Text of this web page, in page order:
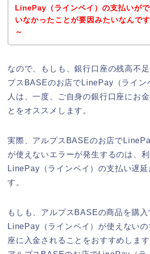
LinePay（ラインペイ）の支払いが
いなかったことが要因みたいなんで
～
なので、もしも、銀行口座の残高不
プスBASEのお店でLinePay（ライン
人は、一度、ご自身の銀行口座にお
とをオススメします。
実際、アルプスBASEのお店で
が使えないエラーが発生するのは、
LinePay（ラインペイ）の支払い遅
す。
もしも、アルプスBASEの商品を購入
LinePay（ラインペイ）が使えない
座に入金されることをおすすめします